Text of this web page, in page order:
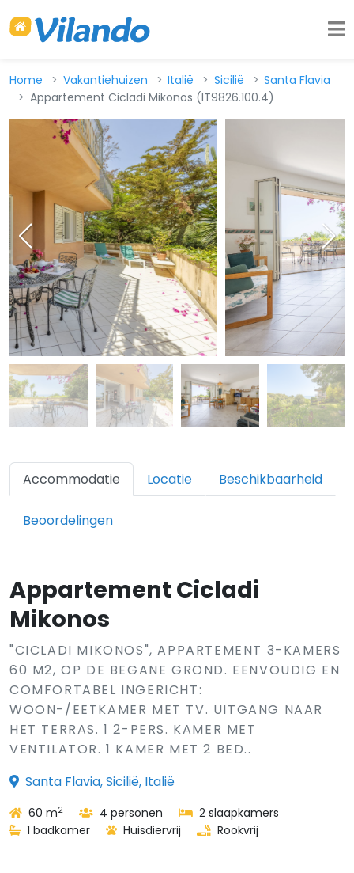
Home Vakantiehuizen Italië Sicilië
Santa Flavia
Appartement Cicladi Mikonos (IT9826.100.4)
Accommodatie Locatie Beschikbaarheid
Beoordelingen
Appartement Cicladi
Mikonos
"CICLADI MIKONOS", APPARTEMENT 3-KAMERS
60 M2, OP DE BEGANE GROND. EENVOUDIG EN
COMFORTABEL INGERICHT:
WOON-/EETKAMER MET TV. UITGANG NAAR
HET TERRAS. 1 2-PERS. KAMER MET
VENTILATOR. 1 KAMER MET 2 BED..
Santa Flavia, Sicilië, Italië
60 m2 4 personen
2 slaapkamers
1 badkamer
Huisdiervrij Rookvrij